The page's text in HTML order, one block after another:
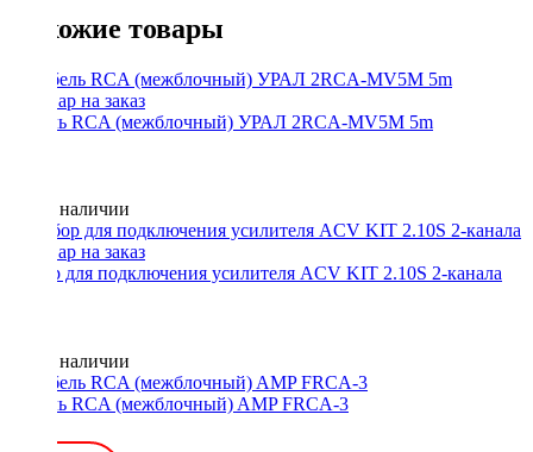
Похожие товары
Кабель RCA (межблочный) УРАЛ 2RCA-MV5M 5m
Нет в наличии
Набор для подключения усилителя ACV KIT 2.10S 2-канала
Нет в наличии
Кабель RCA (межблочный) AMP FRCA-3